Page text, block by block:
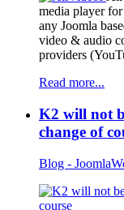
media player
any Joomla
video & audio
providers
Read more...
K2 will not
change of
Blog -